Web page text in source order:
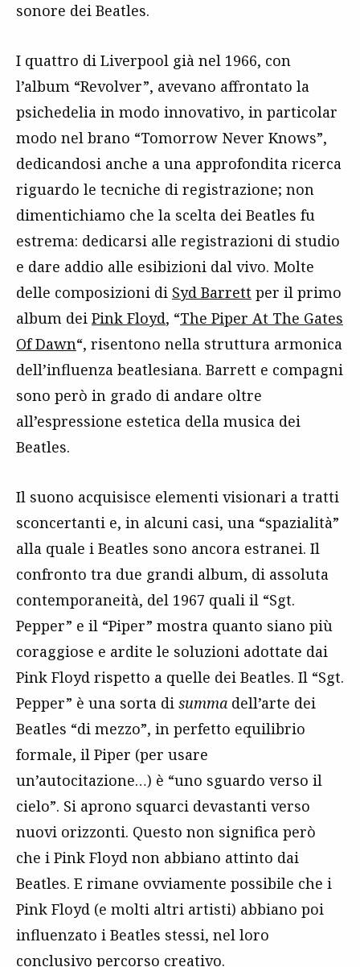
sonore dei Beatles.
I quattro di Liverpool già nel 1966, con
l’album “Revolver”, avevano affrontato la
psichedelia in modo innovativo, in particolar
modo nel brano “Tomorrow Never Knows”,
dedicandosi anche a una approfondita ricerca
riguardo le tecniche di registrazione; non
dimentichiamo che la scelta dei Beatles fu
estrema: dedicarsi alle registrazioni di studio
e dare addio alle esibizioni dal vivo. Molte
delle composizioni di Syd Barrett per il primo
album dei Pink Floyd, “The Piper At The Gates
Of Dawn“, risentono nella struttura armonica
dell’influenza beatlesiana. Barrett e compagni
sono però in grado di andare oltre
all’espressione estetica della musica dei
Beatles.
Il suono acquisisce elementi visionari a tratti
sconcertanti e, in alcuni casi, una “spazialità”
alla quale i Beatles sono ancora estranei. Il
confronto tra due grandi album, di assoluta
contemporaneità, del 1967 quali il “Sgt.
Pepper” e il “Piper” mostra quanto siano più
coraggiose e ardite le soluzioni adottate dai
Pink Floyd rispetto a quelle dei Beatles. Il “Sgt.
Pepper” è una sorta di summa dell’arte dei
Beatles “di mezzo”, in perfetto equilibrio
formale, il Piper (per usare
un’autocitazione…) è “uno sguardo verso il
cielo”. Si aprono squarci devastanti verso
nuovi orizzonti. Questo non significa però
che i Pink Floyd non abbiano attinto dai
Beatles. E rimane ovviamente possibile che i
Pink Floyd (e molti altri artisti) abbiano poi
influenzato i Beatles stessi, nel loro
conclusivo percorso creativo.